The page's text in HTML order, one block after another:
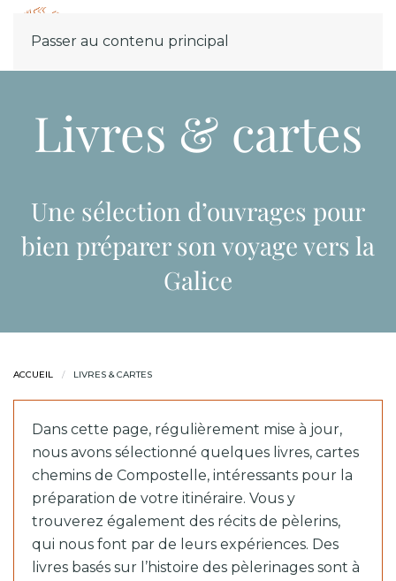
Passer au contenu principal
Livres & cartes
Une sélection d’ouvrages pour
bien préparer son voyage vers la
Galice
ACCUEIL LIVRES & CARTES
Dans cette page, régulièrement mise à jour,
nous avons sélectionné quelques livres, cartes
chemins de Compostelle, intéressants pour la
préparation de votre itinéraire. Vous y
trouverez également des récits de pèlerins,
qui nous font par de leurs expériences. Des
livres basés sur l’histoire des pèlerinages sont à